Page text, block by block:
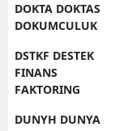
DOKTA DOKTAS
DOKUMCULUK
DSTKF DESTEK
FINANS
FAKTORING
DUNYH DUNYA